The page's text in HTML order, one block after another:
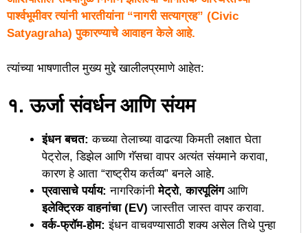
पार्श्वभूमीवर त्यांनी भारतीयांना “नागरी सत्याग्रह” (Civic
Satyagraha) पुकारण्याचे आवाहन केले आहे.
​त्यांच्या भाषणातील मुख्य मुद्दे खालीलप्रमाणे आहेत:
१. ऊर्जा संवर्धन आणि संयम
इंधन बचत: कच्च्या तेलाच्या वाढत्या किमती लक्षात घेता
पेट्रोल, डिझेल आणि गॅसचा वापर अत्यंत संयमाने करावा,
कारण हे आता “राष्ट्रीय कर्तव्य” बनले आहे.
प्रवासाचे पर्याय: नागरिकांनीमेट्रो,कारपूलिंगआणि
इलेक्ट्रिक वाहनांचा (EV) जास्तीत जास्त वापर करावा.
वर्क-फ्रॉम-होम: इंधन वाचवण्यासाठी शक्य असेल तिथे पुन्हा